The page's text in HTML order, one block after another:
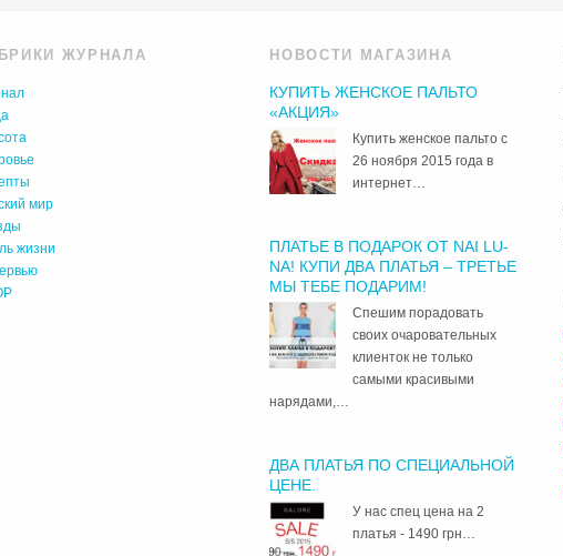
ЖУРНАЛА
мир
жизни
НОВОСТИ МАГАЗИНА
КУПИТЬ ЖЕНСКОЕ ПАЛЬТО
«АКЦИЯ»
Купить женское пальто с
26 ноября 2015 года в
интернет…
ПЛАТЬЕ В ПОДАРОК ОТ NAI LU-
NA! КУПИ ДВА ПЛАТЬЯ – ТРЕТЬЕ
МЫ ТЕБЕ ПОДАРИМ!
Спешим порадовать
своих очаровательных
клиенток не только
самыми красивыми
нарядами,…
ДВА ПЛАТЬЯ ПО СПЕЦИАЛЬНОЙ
ЦЕНЕ.
У нас спец цена на 2
платья - 1490 грн…